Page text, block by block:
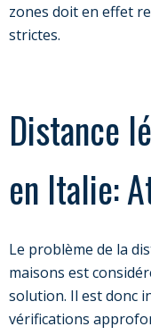
zones doit en effet
strictes.
Distance
en Italie:
Le problème de la
maisons est
solution. Il est donc
vérifications